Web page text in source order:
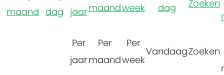
Per
jaar
Per
maand
Per
week
VandaagZoeken